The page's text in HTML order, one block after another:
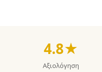
4.8★
Αξιολόγηση